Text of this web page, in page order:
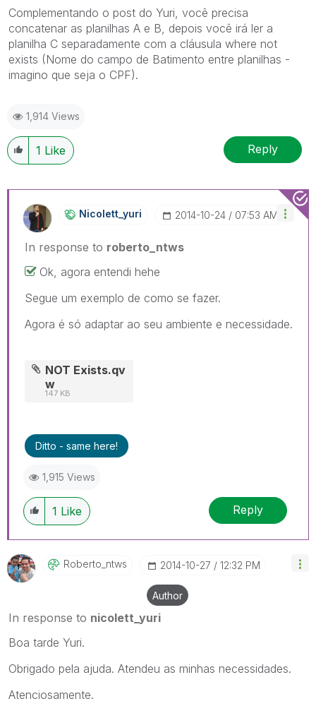
Complementando o post do Yuri, você precisa
concatenar as planilhas A e B, depois você irá ler a
planilha C separadamente com a cláusula where not
exists (Nome do campo de Batimento entre planilhas -
imagino que seja o CPF).
1,914 Views
1 Like Reply
Nicolett_yuri ‎2014-10-24 07:53 AM
In response to roberto_ntws
Ok, agora entendi hehe
Segue um exemplo de como se fazer.
Agora é só adaptar ao seu ambiente e necessidade.
NOT Exists.qv
w
147 KB
Ditto - same here!
1,915 Views
1 Like Reply
Roberto_ntws ‎2014-10-27 12:32 PM
Author
In response to nicolett_yuri
Boa tarde Yuri.
Obrigado pela ajuda. Atendeu as minhas necessidades.
Atenciosamente.